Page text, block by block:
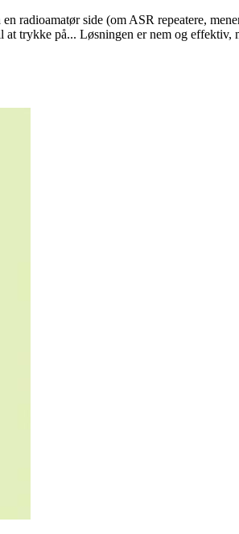
radioamatør side (om ASR repeatere,
trykke på... Løsningen er nem og